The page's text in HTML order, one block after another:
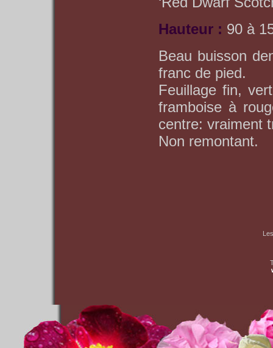
Hauteur : 90 à
Beau buisson
franc de pied.
Feuillage fin,
framboise à
centre: vraiment
Non remontant.